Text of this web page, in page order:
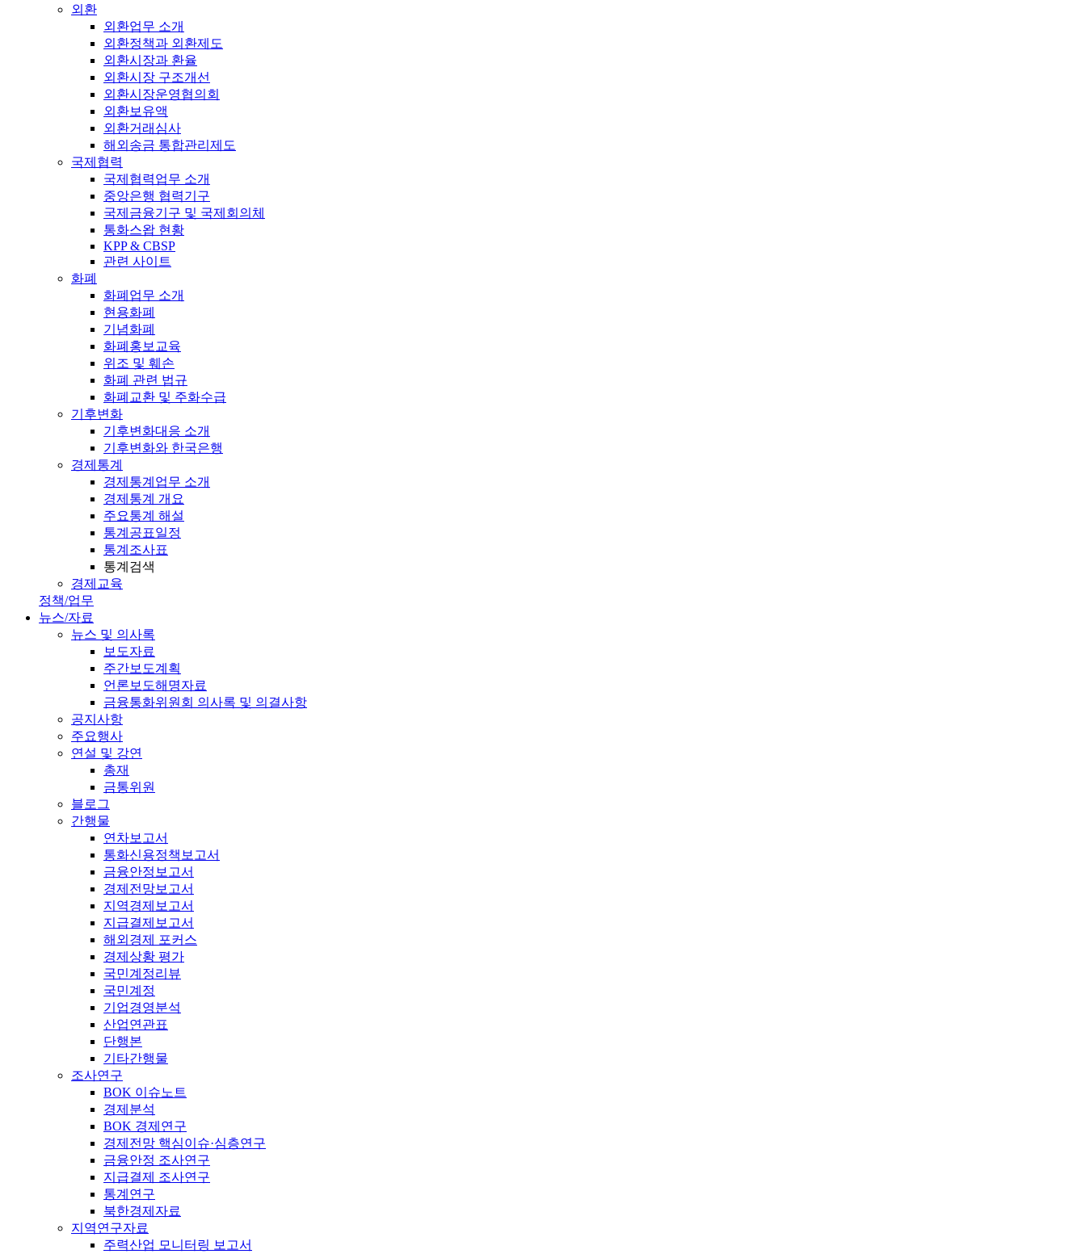
외환
외환업무 소개
외환정책과 외환제도
외환시장과 환율
외환시장 구조개선
외환시장운영협의회
외환보유액
외환거래심사
해외송금 통합관리제도
국제협력
국제협력업무 소개
중앙은행 협력기구
국제금융기구 및 국제회의체
통화스왑 현황
KPP & CBSP
관련 사이트
화폐
화폐업무 소개
현용화폐
기념화폐
화폐홍보교육
위조 및 훼손
화폐 관련 법규
화폐교환 및 주화수급
기후변화
기후변화대응 소개
기후변화와 한국은행
경제통계
경제통계업무 소개
경제통계 개요
주요통계 해설
통계공표일정
통계조사표
통계검색
경제교육
정책/업무
뉴스/자료
뉴스 및 의사록
보도자료
주간보도계획
언론보도해명자료
금융통화위원회 의사록 및 의결사항
공지사항
주요행사
연설 및 강연
총재
금통위원
블로그
간행물
연차보고서
통화신용정책보고서
금융안정보고서
경제전망보고서
지역경제보고서
지급결제보고서
해외경제 포커스
경제상황 평가
국민계정리뷰
국민계정
기업경영분석
산업연관표
단행본
기타간행물
조사연구
BOK 이슈노트
경제분석
BOK 경제연구
경제전망 핵심이슈·심층연구
금융안정 조사연구
지급결제 조사연구
통계연구
북한경제자료
지역연구자료
주력산업 모니터링 보고서